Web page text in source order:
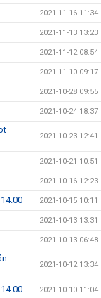
2021-11-16 11:34
2021-11-13 13:23
2021-11-12 08:54
2021-11-10 09:17
2021-10-28 09:55
2021-10-24 18:37
2021-10-23 12:41
2021-10-21 10:51
2021-10-16 12:23
2021-10-15 10:11
2021-10-13 13:31
2021-10-13 06:48
2021-10-12 13:34
2021-10-10 11:04